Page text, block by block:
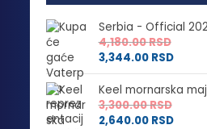
Serbia - Official
4,180.00RSD
3,344.00 RSD
Keel mornarska
3,300.00RSD
2,640.00 RSD